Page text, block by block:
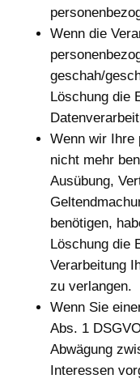
Wenn die
geschah/
Löschung die
Wenn wir Ihre
nicht mehr
Ausübung,
benötigen,
Löschung die
Verarbeitung
zu verlangen.
Wenn Sie
Abs. 1
Abwägung
Interessen